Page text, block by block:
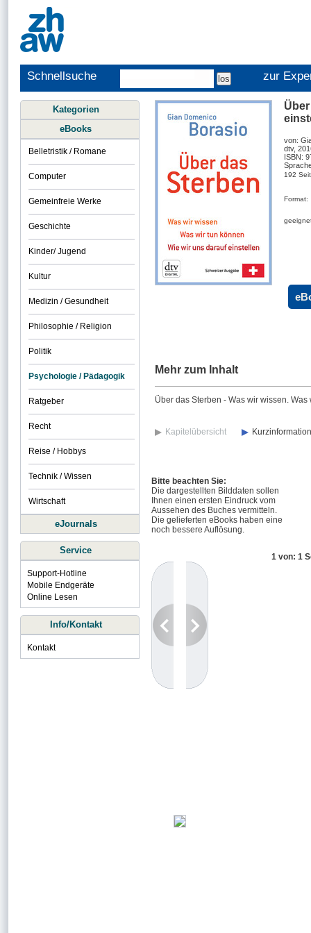
Schnellsuche zur
von:
dtv,
ISBN:
192
Format:
Mehr zum Inhalt
Über das Sterben - Was wir wissen.
Kapitelübersicht Kurzinformation
Bitte beachten Sie:
Die dargestellten Bilddaten sollen
Ihnen einen ersten Eindruck vom
Aussehen des Buches vermitteln.
Die gelieferten eBooks haben eine
noch bessere Auflösung.
1 von: 1
Kategorien
eBooks
Belletristik / Romane
Computer
Gemeinfreie Werke
Geschichte
Kinder/ Jugend
Kultur
Medizin / Gesundheit
Philosophie / Religion
Politik
Psychologie / Pädagogik
Ratgeber
Recht
Reise / Hobbys
Technik / Wissen
Wirtschaft
eJournals
Service
Support-Hotline
Mobile Endgeräte
Online Lesen
Info/Kontakt
Kontakt